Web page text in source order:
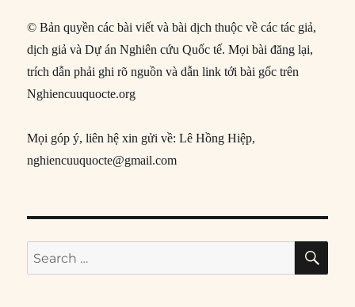
© Bản quyền các bài viết và bài dịch thuộc về các tác giả,
dịch giả và Dự án Nghiên cứu Quốc tế. Mọi bài đăng lại,
trích dẫn phải ghi rõ nguồn và dẫn link tới bài gốc trên
Nghiencuuquocte.org
Mọi góp ý, liên hệ xin gửi về: Lê Hồng Hiệp,
nghiencuuquocte@gmail.com
Search
for: